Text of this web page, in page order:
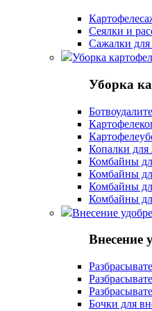
Сеялки и
Сажалки для
Уборка
Уборка
Копалки для
Комбайны
Комбайны
Комбайны
Комбайны
Внесение
Внесение
Бочки для